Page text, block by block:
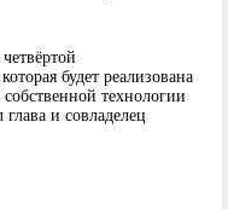
будет реализована
технологии
и совладелец